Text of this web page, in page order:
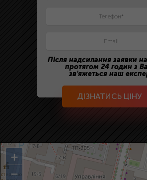
Після надсилання заявки
протягом 24 годин з
зв'яжеться наш
ДІЗНАТИСЬ ЦІНУ
+
−